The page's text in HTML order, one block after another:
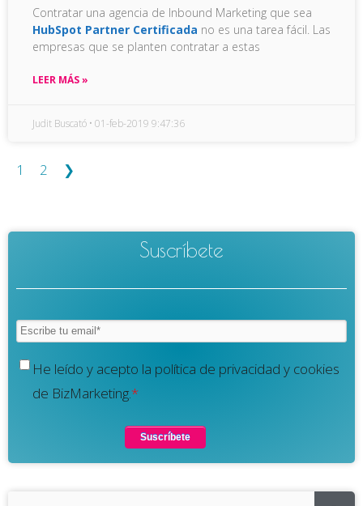
Contratar una agencia de Inbound Marketing que sea
HubSpot Partner Certificada no es una tarea fácil. Las
empresas que se planten contratar a estas
LEER MÁS »
Judit Buscató 01-feb-2019 9:47:36
1 2 ❯
Suscríbete
He leído y acepto la política de privacidad y cookies
de BizMarketing.*